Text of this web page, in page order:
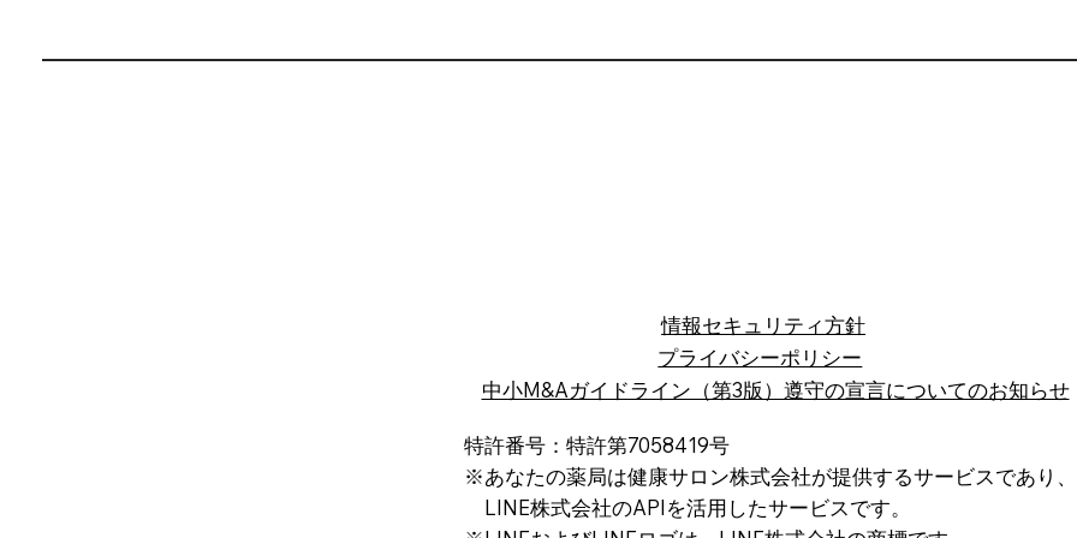
中小M&Aガイドライン（第3版）遵守の宣言についてのお知らせ
プライバシーポリシー
​情報セキュリティ方針
特許番号：特許第7058419号
※あなたの薬局は健康サロン株式会社が提供するサービスであり、
LINE株式会社のAPIを活用したサービスです。